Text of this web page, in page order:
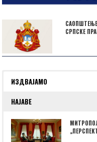
СРПСКЕ
ИЗДВАЈАМО
НАЈАВЕ